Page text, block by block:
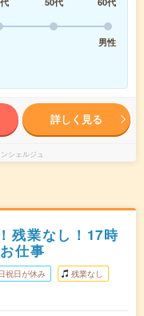
男性
詳しく見る
シェルジュ
残業なし！17時
仕事
祝日が休み 残業なし